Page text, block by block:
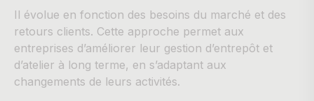
Il évolue en fonction des besoins du marché et des
retours clients. Cette approche permet aux
entreprises d’améliorer leur gestion d’entrepôt et
d’atelier à long terme, en s’adaptant aux
changements de leurs activités.